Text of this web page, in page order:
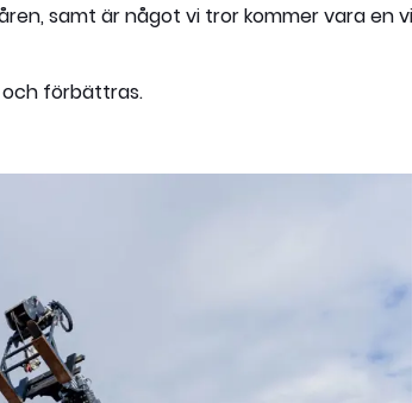
samt är något vi tror kommer vara en
förbättras.